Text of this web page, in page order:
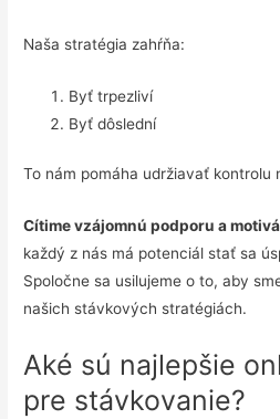
Naša stratégia zahŕňa:
Byť trpezliví
Byť dôslední
To nám pomáha udržiavať kontrolu
Cítime vzájomnú podporu a
každý z nás má potenciál stať sa
Spoločne sa usilujeme o to, aby
našich stávkových stratégiách.
Aké sú najlepšie
pre stávkovanie?